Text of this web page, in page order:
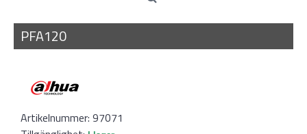
PFA120
Artikelnummer: 97071